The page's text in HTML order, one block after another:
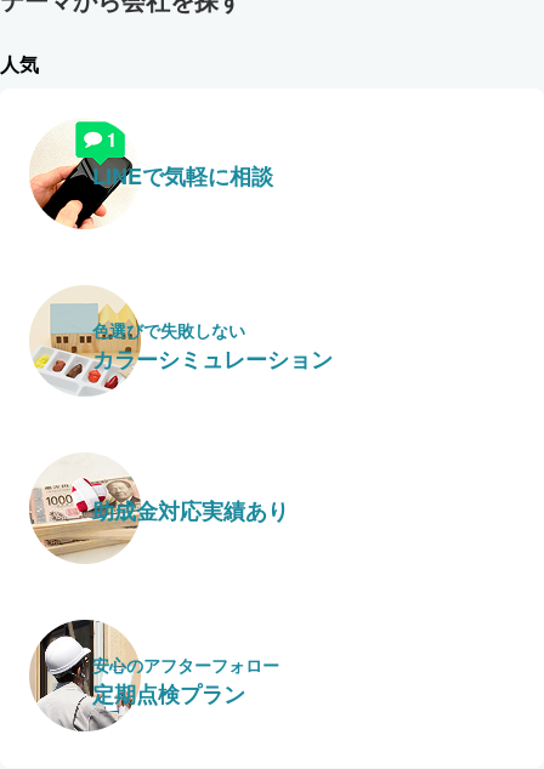
人気
LINEで気軽に相談
色選びで失敗しない
カラーシミュレーション
助成金対応実績あり
安心のアフターフォロー
定期点検プラン